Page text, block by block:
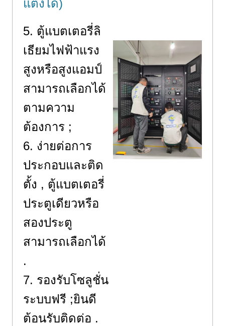
แต่งได้)
5. ตู้แบตเตอรี่ลิ
เธียมไฟฟ้าแรง
สูงหรือสูงแอมป์
สามารถเลือกได้
ตามความ
ต้องการ ;
6. ง่ายต่อการ
ประกอบและติด
ตั้ง , ตู้แบตเตอรี่
ประตูเดียวหรือ
สองประตู
สามารถเลือกได้
.
7. รองรับโซลูชั่น
ระบบฟรี ;ยินดี
ต้อนรับติดต่อ .